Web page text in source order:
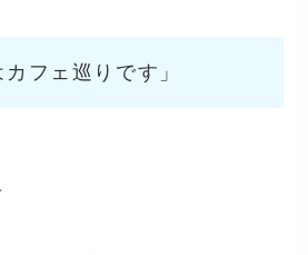
カフェ巡りです」